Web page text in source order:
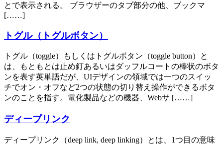
とで表示される。 ブラウザーのタブ部分の他、ブックマ
[……]
トグル（トグルボタン）
トグル（toggle）もしくはトグルボタン（toggle button）と
は、もともとは止め釘あるいはダッフルコートの棒状のボタ
ンを表す英単語だが、UIデザインの領域では一つのスイッ
チでオン・オフなど2つの状態の切り替え操作ができるボタ
ンのことを指す。電化製品などの機器、Webサ [……]
ディープリンク
ディープリンク（deep link, deep linking）とは、1つ目の意味